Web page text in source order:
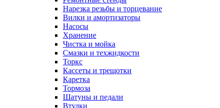
Нарезка резьбы и торцевание
Вилки и амортизаторы
Насосы
Хранение
Чистка и мойка
Смазки и техжидкости
Торкс
Кассеты и трещотки
Каретка
Тормоза
Шатуны и педали
Втулки